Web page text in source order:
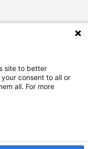
Alemanha
site to better
consent to all or
all. For more